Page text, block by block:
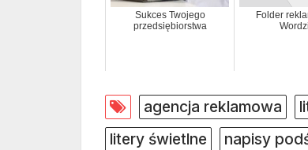
Sukces Twojego
przedsiębiorstwa
Folder
agencja reklamowa
litery świetlne
napisy